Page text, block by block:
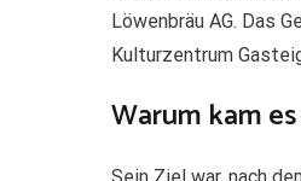
Löwenbräu AG. Das
Kulturzentrum
Warum kam
Sein Ziel war, nach